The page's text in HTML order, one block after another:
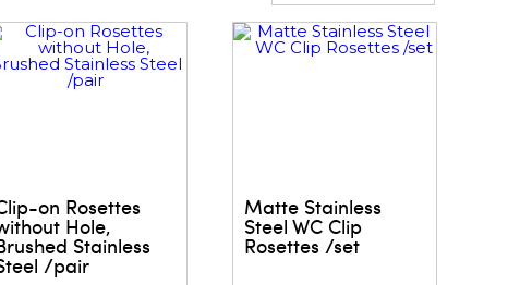
on Rosettes
Hole,
Stainless
/pair
Matte Stainless
Steel WC Clip
Rosettes /set